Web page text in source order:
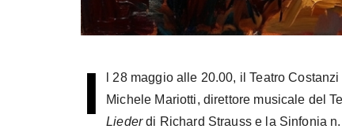
I
l 28 maggio alle 20.00, il Teatro
Michele Mariotti, direttore musicale del
Liederdi Richard Strauss e la Sinfonia